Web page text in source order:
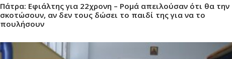
Πάτρα: Εφιάλτης για 22χρονη – Ρομά απειλούσαν ότι θα την
σκοτώσουν, αν δεν τους δώσει το παιδί της για να το
πουλήσουν